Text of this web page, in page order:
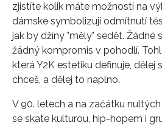
zjistíte kolik máte možností na
dámské symbolizují odmítnutí
jak by džíny "měly" sedět. Žádné
žádný kompromis v pohodlí.
která Y2K estetiku definuje, dělej
chceš, a dělej to naplno.
V 90. letech a na začátku
se skate kulturou, hip-hopem i